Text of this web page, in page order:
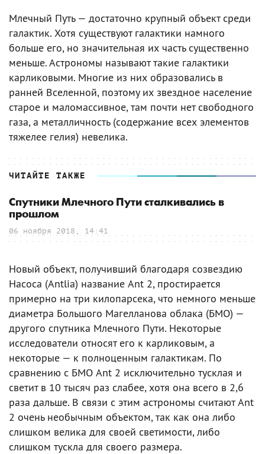
Млечный Путь — достаточно крупный объект среди
галактик. Хотя существуют галактики намного
больше его, но значительная их часть существенно
меньше. Астрономы называют такие галактики
карликовыми. Многие из них образовались в
ранней Вселенной, поэтому их звездное население
старое и маломассивное, там почти нет свободного
газа, а металличность (содержание всех элементов
тяжелее гелия) невелика.
ЧИТАЙТЕ ТАКЖЕ
Спутники Млечного Пути сталкивались в
прошлом
06 ноября 2018, 14:41
Новый объект, получивший благодаря созвездию
Насоса (Antlia) название Ant 2, простирается
примерно на три килопарсека, что немного меньше
диаметра Большого Магелланова облака (БМО) —
другого спутника Млечного Пути. Некоторые
исследователи относят его к карликовым, а
некоторые — к полноценным галактикам. По
сравнению с БМО Ant 2 исключительно тусклая и
светит в 10 тысяч раз слабее, хотя она всего в 2,6
раза дальше. В связи с этим астрономы считают Ant
2 очень необычным объектом, так как она либо
слишком велика для своей светимости, либо
слишком тускла для своего размера.